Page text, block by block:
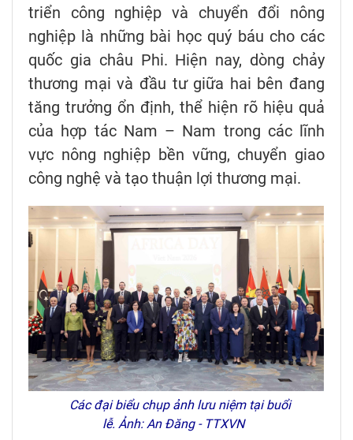
triển công nghiệp và chuyển đổi nông
nghiệp là những bài học quý báu cho các
quốc gia châu Phi. Hiện nay, dòng chảy
thương mại và đầu tư giữa hai bên đang
tăng trưởng ổn định, thể hiện rõ hiệu quả
của hợp tác Nam – Nam trong các lĩnh
vực nông nghiệp bền vững, chuyển giao
công nghệ và tạo thuận lợi thương mại.
Các đại biểu chụp ảnh lưu niệm tại buổi
lễ. Ảnh: An Đăng - TTXVN